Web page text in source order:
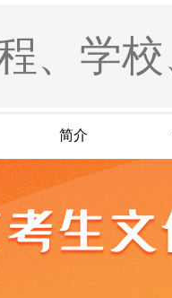
简介